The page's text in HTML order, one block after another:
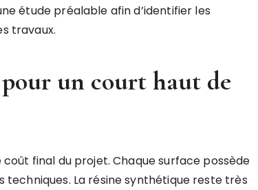
étude préalable afin d’identifier les
travaux.
un court haut de
final du projet. Chaque surface possède
techniques. La résine synthétique reste très